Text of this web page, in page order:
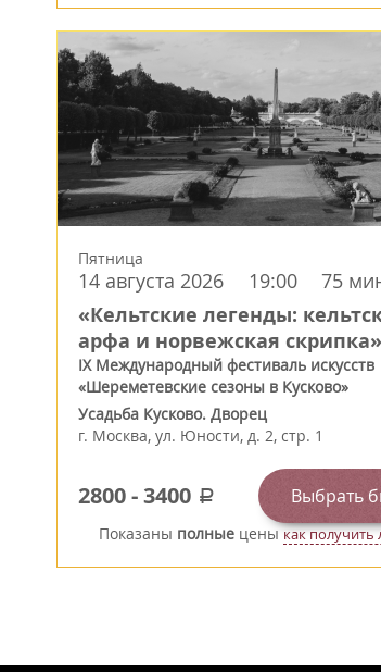
Пятница
14 августа 2026 19:00 75
«Кельтские легенды:
арфа и норвежская скрипка»
IX Международный фестиваль искусств
«Шереметевские сезоны в Кусково»
Усадьба Кусково. Дворец
г. Москва, ул. Юности, д. 2, стр. 1
2800-3400 a Выбрать
Показаны полныеценыкак получить